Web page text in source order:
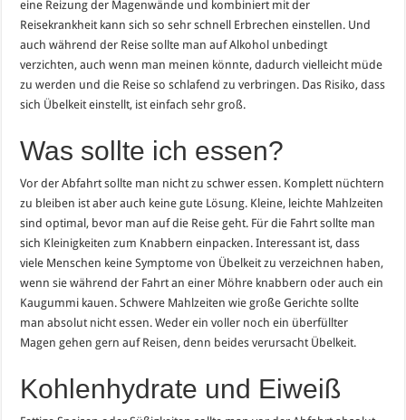
eine Reizung der Magenwände und kombiniert mit der
Reisekrankheit kann sich so sehr schnell Erbrechen einstellen. Und
auch während der Reise sollte man auf Alkohol unbedingt
verzichten, auch wenn man meinen könnte, dadurch vielleicht müde
zu werden und die Reise so schlafend zu verbringen. Das Risiko, dass
sich Übelkeit einstellt, ist einfach sehr groß.
Was sollte ich essen?
Vor der Abfahrt sollte man nicht zu schwer essen. Komplett nüchtern
zu bleiben ist aber auch keine gute Lösung. Kleine, leichte Mahlzeiten
sind optimal, bevor man auf die Reise geht. Für die Fahrt sollte man
sich Kleinigkeiten zum Knabbern einpacken. Interessant ist, dass
viele Menschen keine Symptome von Übelkeit zu verzeichnen haben,
wenn sie während der Fahrt an einer Möhre knabbern oder auch ein
Kaugummi kauen. Schwere Mahlzeiten wie große Gerichte sollte
man absolut nicht essen. Weder ein voller noch ein überfüllter
Magen gehen gern auf Reisen, denn beides verursacht Übelkeit.
Kohlenhydrate und Eiweiß